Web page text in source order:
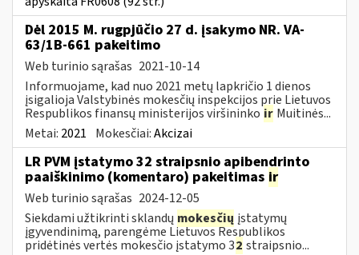
Dėl 2015 M. rugpjūčio 27 d. įsakymo NR. VA-
63/1B-661 pakeitimo
Web turinio sąrašas 2021-10-14
Informuojame, kad nuo 2021 metų lapkričio 1 dienos
įsigalioja Valstybinės mokesčių inspekcijos prie Lietuvos
Respublikos finansų ministerijos viršininko ir Muitinės...
Metai: 2021 Mokesčiai:Akcizai
LR PVM įstatymo 32 straipsnio apibendrinto
paaiškinimo (komentaro) pakeitimas ir
Web turinio sąrašas 2024-12-05
Siekdami užtikrinti sklandų mokesčių įstatymų
įgyvendinimą, parengėme Lietuvos Respublikos
pridėtinės vertės mokesčio įstatymo 32 straipsnio...